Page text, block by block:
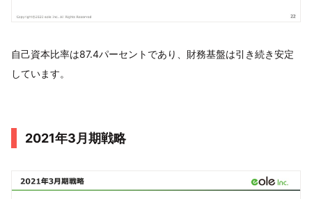
自己資本比率は87.4パーセントであり、財務基盤は引き続き安定
しています。
2021年3月期戦略